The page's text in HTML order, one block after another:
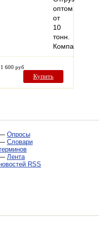
оптом
от
10
тонн.
Компания…
600 руб
Купить
Опросы
Словари
Лента
RSS